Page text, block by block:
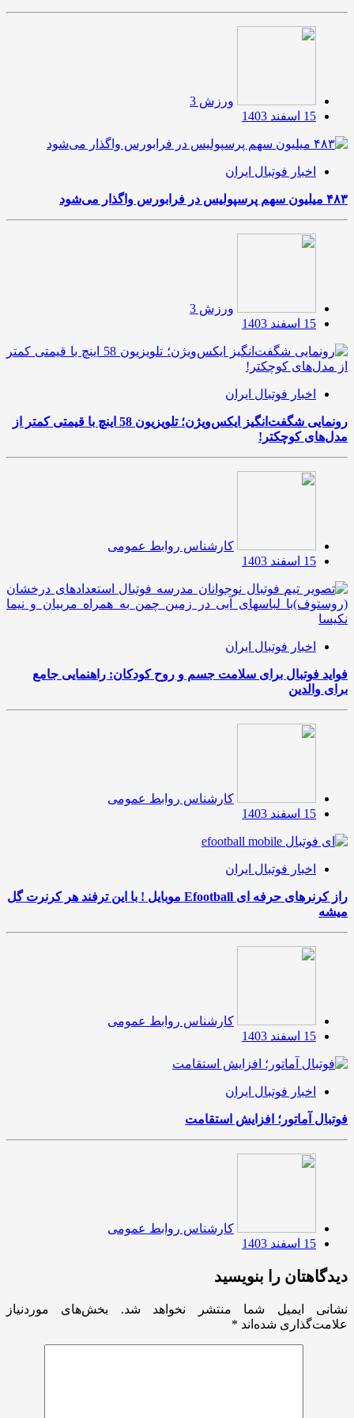
ورزش 3
15 اسفند 1403
اخبار فوتبال ایران
۴۸۳ میلیون سهم پرسپولیس در فرابورس واگذار می‌شود
ورزش 3
15 اسفند 1403
اخبار فوتبال ایران
رونمایی شگفت‌انگیز ایکس‌ویژن؛ تلویزیون 58 اینچ با قیمتی کمتر از
مدل‌های کوچکتر!
کارشناس روابط عمومی
15 اسفند 1403
اخبار فوتبال ایران
فواید فوتبال برای سلامت جسم و روح کودکان: راهنمایی جامع
برای والدین
کارشناس روابط عمومی
15 اسفند 1403
اخبار فوتبال ایران
راز کرنرهای حرفه ای Efootball موبایل ! با این ترفند هر کرنرت گل
میشه
کارشناس روابط عمومی
15 اسفند 1403
اخبار فوتبال ایران
فوتبال آماتور؛ افزایش استقامت
کارشناس روابط عمومی
15 اسفند 1403
دیدگاهتان را بنویسید
نشانی ایمیل شما منتشر نخواهد شد.
بخش‌های موردنیاز
علامت‌گذاری شده‌اند *